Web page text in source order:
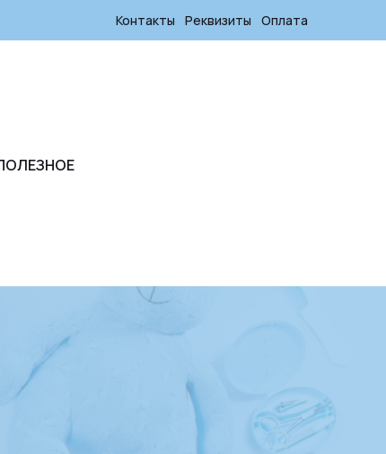
Контакты Реквизиты Оплата